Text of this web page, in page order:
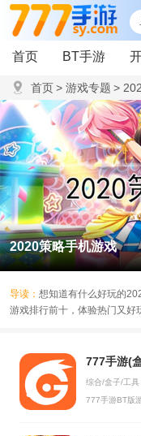
首页 BT手游
首页> 游戏专题 >
2020策略手机游戏
导读： 想知道有什么好玩的
游戏排行前十，体验热门又好
777手游(
综合/盒子/工具
777手游BT版